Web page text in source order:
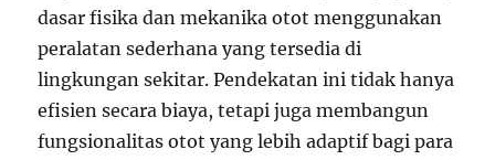
dasar fisika dan mekanika otot menggunakan
peralatan sederhana yang tersedia di
lingkungan sekitar. Pendekatan ini tidak hanya
efisien secara biaya, tetapi juga membangun
fungsionalitas otot yang lebih adaptif bagi para